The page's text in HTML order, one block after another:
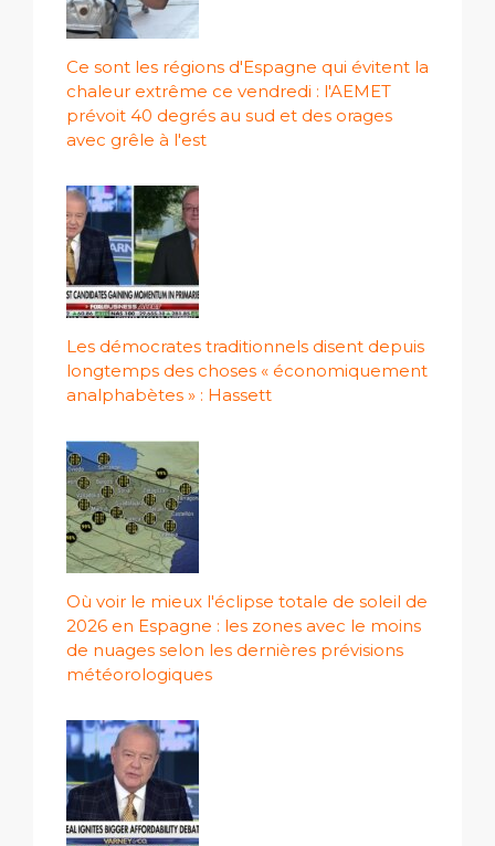
Ce sont les régions d'Espagne qui évitent la
chaleur extrême ce vendredi : l'AEMET
prévoit 40 degrés au sud et des orages
avec grêle à l'est
Les démocrates traditionnels disent depuis
longtemps des choses « économiquement
analphabètes » : Hassett
Où voir le mieux l'éclipse totale de soleil de
2026 en Espagne : les zones avec le moins
de nuages ​​selon les dernières prévisions
météorologiques